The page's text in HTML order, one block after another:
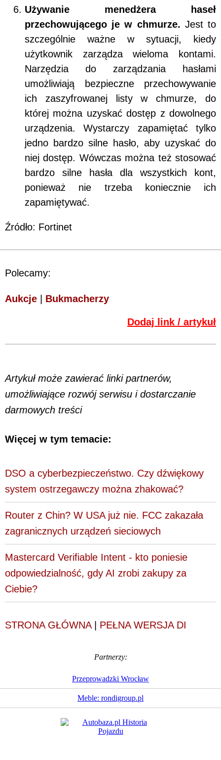
Używanie menedżera haseł
przechowującego je w chmurze. Jest to
szczególnie ważne w sytuacji, kiedy
użytkownik zarządza wieloma kontami.
Narzędzia do zarządzania hasłami
umożliwiają bezpieczne przechowywanie
ich zaszyfrowanej listy w chmurze, do
której można uzyskać dostęp z dowolnego
urządzenia. Wystarczy zapamiętać tylko
jedno bardzo silne hasło, aby uzyskać do
niej dostęp. Wówczas można też stosować
bardzo silne hasła dla wszystkich kont,
ponieważ nie trzeba koniecznie ich
zapamiętywać.
Źródło: Fortinet
Polecamy:
Aukcje Bukmacherzy
Dodaj link / artykuł
Artykuł może zawierać linki partnerów,
umożliwiające rozwój serwisu i dostarczanie
darmowych treści
Więcej w tym temacie:
DSO a cyberbezpieczeństwo. Czy dźwiękowy
system ostrzegawczy można zhakować?
Router z Chin? W USA już nie. FCC zakazała
zagranicznych urządzeń sieciowych
Mastercard Verifiable Intent - kto poniesie
odpowiedzialność, gdy AI zrobi zakupy za
Ciebie?
STRONA GŁÓWNA| PEŁNA WERSJA DI
Partnerzy:
Przeprowadzki Wrocław
Meble: rondigroup.pl